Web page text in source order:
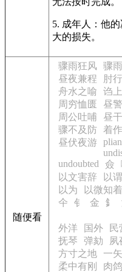
5. 成年人：他
大的损失。
随便看
骤雨狂风 骤
昼夜兼程
肘
舟水之喻
诌
周穷恤匮
昼
周公吐哺
昼
骤不及防 着
昼伏夜游
undoubted
僉
以文害辞
以谓
以为
以微知着
仐
钅 金 釒
外洋
国外 民
抚琴
弹劾 夙
方寸之地
一
柔中有刚
肉鸽